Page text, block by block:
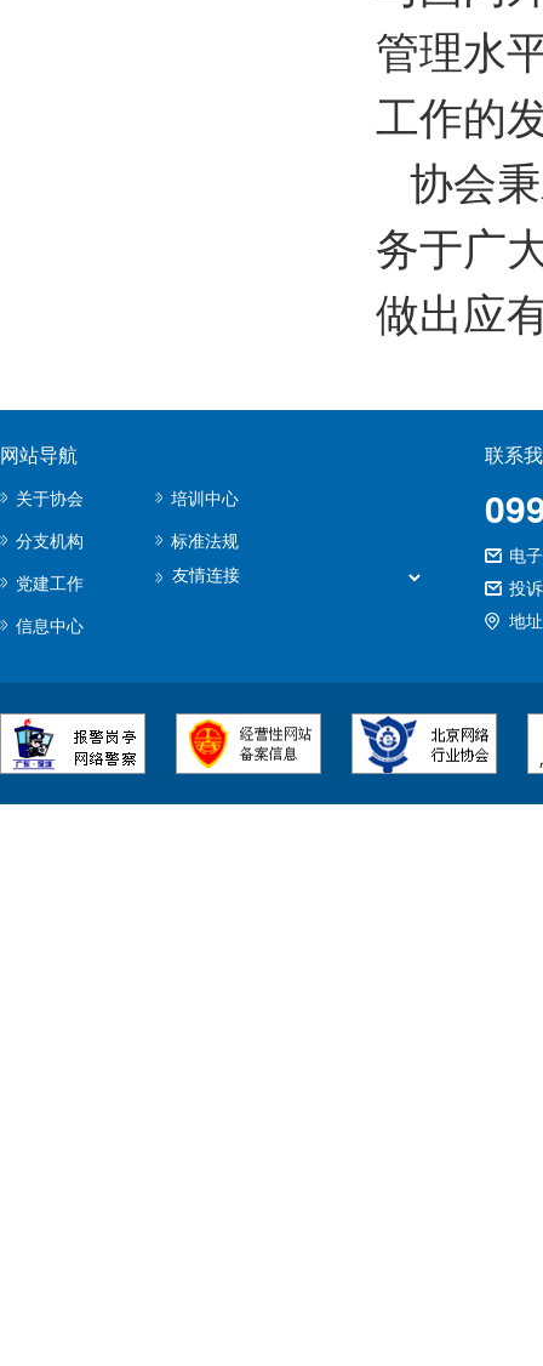
管理水
工作的
协会
务于广
做出应
网站导航
关于协会
分支机构
党建工作
信息中心
培训中心
标准法规
联系
电
投
地